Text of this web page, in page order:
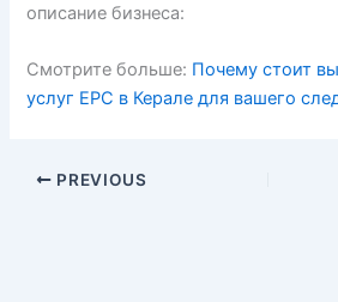
описание бизнеса:
Смотрите больше: Почему стоит
услуг EPC в Керале для вашего
PREVIOUS